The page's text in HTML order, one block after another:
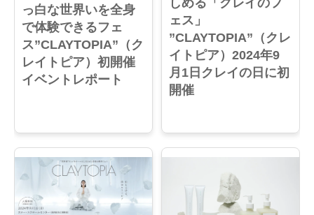
っ白な世界いを全身
で体験できるフェ
ス”CLAYTOPIA”（ク
レイトピア）初開催
イベントレポート
ェス」
”CLAYTOPIA”（クレ
イトピア）2024年9
月1日クレイの日に初
開催